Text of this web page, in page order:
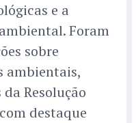
e a
Foram
sobre
ambientais,
Resolução
destaque